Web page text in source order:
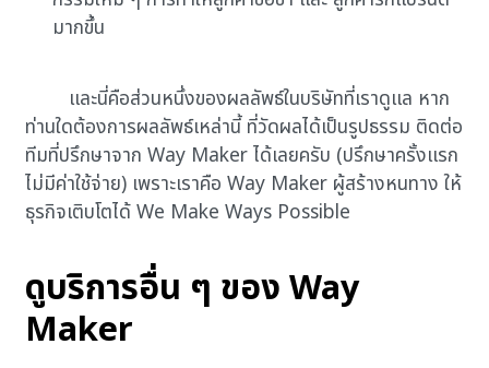
มากขึ้น
และนี่คือส่วนหนึ่งของผลลัพธ์ในบริษัทที่เราดูแล หาก
ท่านใดต้องการผลลัพธ์เหล่านี้ ที่วัดผลได้เป็นรูปธรรม ติดต่อ
ทีมที่ปรึกษาจาก Way Maker ได้เลยครับ (ปรึกษาครั้งแรก
ไม่มีค่าใช้จ่าย) เพราะเราคือ Way Maker ผู้สร้างหนทาง ให้
ธุรกิจเติบโตได้ We Make Ways Possible
ดูบริการอื่น ๆ ของ Way
Maker